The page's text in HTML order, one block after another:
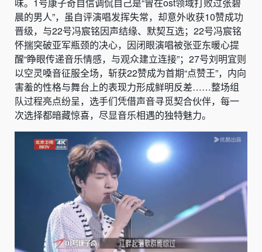
晨的男人”，虽自评演唱发挥失常，却意外收获10赞成功
晋级，与22号冯宸铭因声结缘、默契互选；22号冯宸铭
怀揣突破亚军瓶颈的决心，因闭眼演唱被张亚东暖心提
醒“睁眼传递音乐情感，与观众建立连接”；27号刘明宜则
以空灵嗓音征服全场，斩获22赞成为首期“点赞王”，内向
害羞的性格与舞台上的表现力形成鲜明反差……整场组
队过程亮点纷呈，选手们凭借声音寻觅契合伙伴，每一
次选择都暗藏惊喜，尽显音乐相遇的独特魅力。